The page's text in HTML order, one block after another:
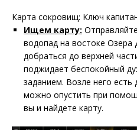
Карта сокровищ: Ключ
Ищем карту:
водопад на востоке
добраться до верхней
поджидает беспокойный
заданием. Возле него
можно опустить при
вы и найдете карту.